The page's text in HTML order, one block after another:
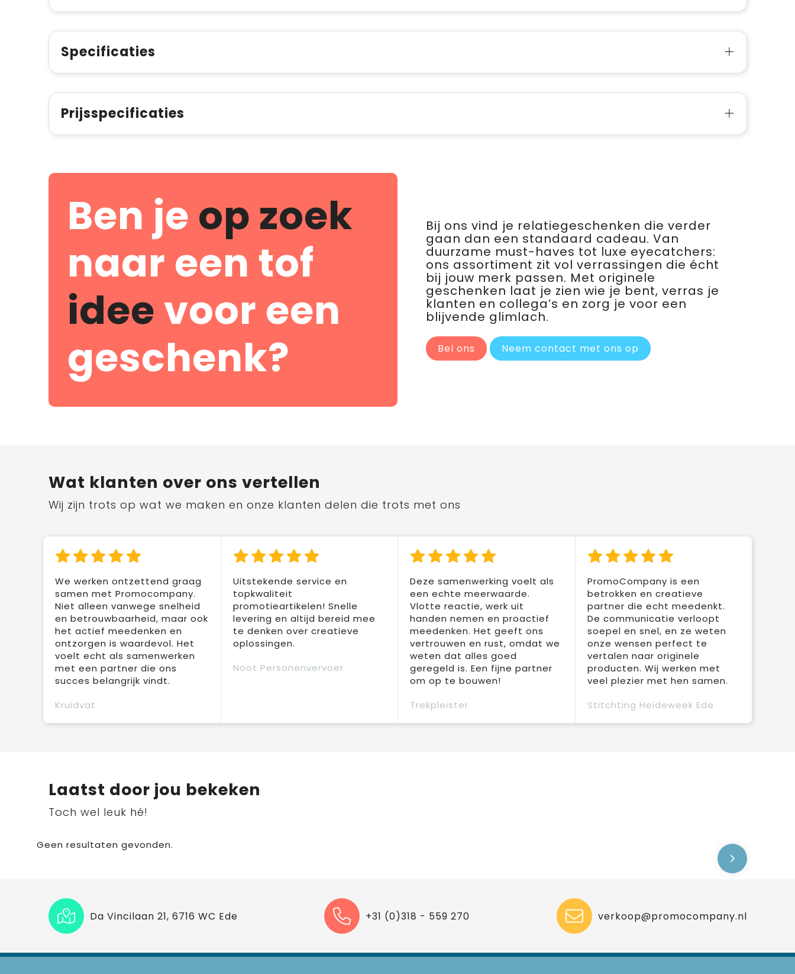
Specificaties
Prijsspecificaties
Ben je op zoek
naar een tof
ideevoor een
geschenk?
Bij ons vind je relatiegeschenken die verder
gaan dan een standaard cadeau. Van
duurzame must-haves tot luxe eyecatchers:
ons assortiment zit vol verrassingen die écht
bij jouw merk passen. Met originele
geschenken laat je zien wie je bent, verras je
klanten en collega’s en zorg je voor een
blijvende glimlach.
Bel ons Neem contact met ons op
Wat klanten over ons vertellen
Wij zijn trots op wat we maken en onze klanten delen die trots met ons
We werken ontzettend graag
samen met Promocompany.
Niet alleen vanwege snelheid
en betrouwbaarheid, maar ook
het actief meedenken en
ontzorgen is waardevol. Het
voelt echt als samenwerken
met een partner die ons
succes belangrijk vindt.
Kruidvat
Uitstekende service en
topkwaliteit
promotieartikelen! Snelle
levering en altijd bereid mee
te denken over creatieve
oplossingen.
Noot Personenvervoer
Deze samenwerking voelt als
een echte meerwaarde.
Vlotte reactie, werk uit
handen nemen en proactief
meedenken. Het geeft ons
vertrouwen en rust, omdat we
weten dat alles goed
geregeld is. Een fijne partner
om op te bouwen!
Trekpleister
PromoCompany is een
betrokken en creatieve
partner die echt meedenkt.
De communicatie verloopt
soepel en snel, en ze weten
onze wensen perfect te
vertalen naar originele
producten. Wij werken met
veel plezier met hen samen.
Stitchting Heideweek Ede
Laatst door jou bekeken
Toch wel leuk hé!
Geen resultaten gevonden.
Da Vincilaan 21, 6716 WC Ede +31 (0)318 - 559 270 verkoop@promocompany.nl